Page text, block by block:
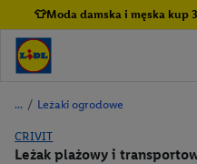
👕Moda damska i męska kup
/ Leżaki ogrodowe
CRIVIT
Leżak plażowy i